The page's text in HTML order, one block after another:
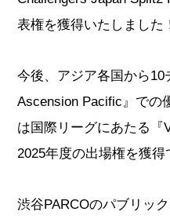
表権を獲得いたしました
今後、アジア各国から
Ascension Pacific』での
は国際リーグにあたる『
2025年度の出場権を獲得
渋谷PARCOのパブリッ